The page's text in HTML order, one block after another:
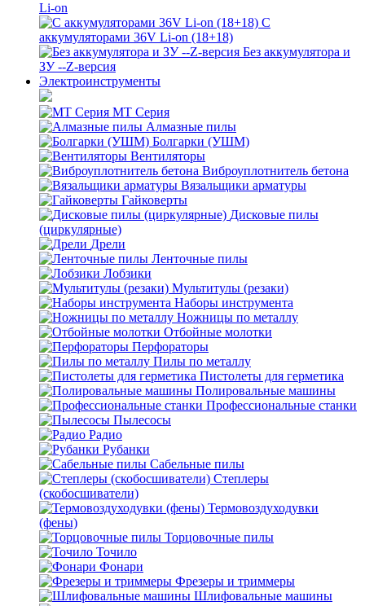
Li-on
С
аккумуляторами 36V Li-on (18+18)
Без аккумулятора и
ЗУ --Z-версия
Электроинструменты
MT Серия
Алмазные пилы
Болгарки (УШМ)
Вентиляторы
Виброуплотнитель бетона
Вязальщики арматуры
Гайковерты
Дисковые пилы
(циркулярные)
Дрели
Ленточные пилы
Лобзики
Мультитулы (резаки)
Наборы инструмента
Ножницы по металлу
Отбойные молотки
Перфораторы
Пилы по металлу
Пистолеты для герметика
Полировальные машины
Профессиональные станки
Пылесосы
Радио
Рубанки
Сабельные пилы
Степлеры
(скобосшиватели)
Термовоздуходувки
(фены)
Торцовочные пилы
Точило
Фонари
Фрезеры и триммеры
Шлифовальные машины